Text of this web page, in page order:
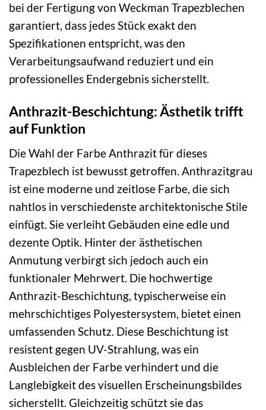
bei der Fertigung von Weckman Trapezblechen
garantiert, dass jedes Stück exakt den
Spezifikationen entspricht, was den
Verarbeitungsaufwand reduziert und ein
professionelles Endergebnis sicherstellt.
Anthrazit-Beschichtung: Ästhetik trifft
auf Funktion
Die Wahl der Farbe Anthrazit für dieses
Trapezblech ist bewusst getroffen. Anthrazitgrau
ist eine moderne und zeitlose Farbe, die sich
nahtlos in verschiedenste architektonische Stile
einfügt. Sie verleiht Gebäuden eine edle und
dezente Optik. Hinter der ästhetischen
Anmutung verbirgt sich jedoch auch ein
funktionaler Mehrwert. Die hochwertige
Anthrazit-Beschichtung, typischerweise ein
mehrschichtiges Polyestersystem, bietet einen
umfassenden Schutz. Diese Beschichtung ist
resistent gegen UV-Strahlung, was ein
Ausbleichen der Farbe verhindert und die
Langlebigkeit des visuellen Erscheinungsbildes
sicherstellt. Gleichzeitig schützt sie das